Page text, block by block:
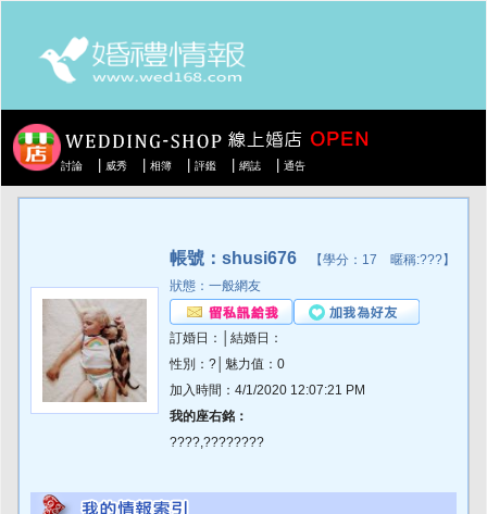
討論 威秀 相簿 評鑑 網誌 通告
帳號：shusi676 【學分：17 暱稱:???】
狀態：一般網友
訂婚日：│結婚日：
性別：?│魅力值：0
加入時間：4/1/2020 12:07:21 PM
我的座右銘：
????,????????